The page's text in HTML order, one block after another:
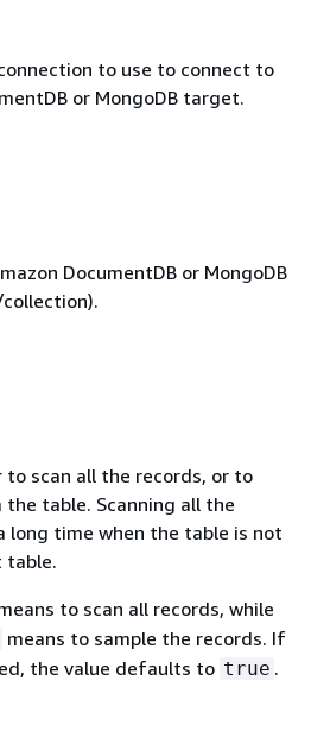
to use to connect to
or MongoDB target.
DocumentDB or MongoDB
scan all the records, or to
table. Scanning all the
long time when the table is not
table.
to scan all records, while
means to sample the records. If
the value defaults to true .